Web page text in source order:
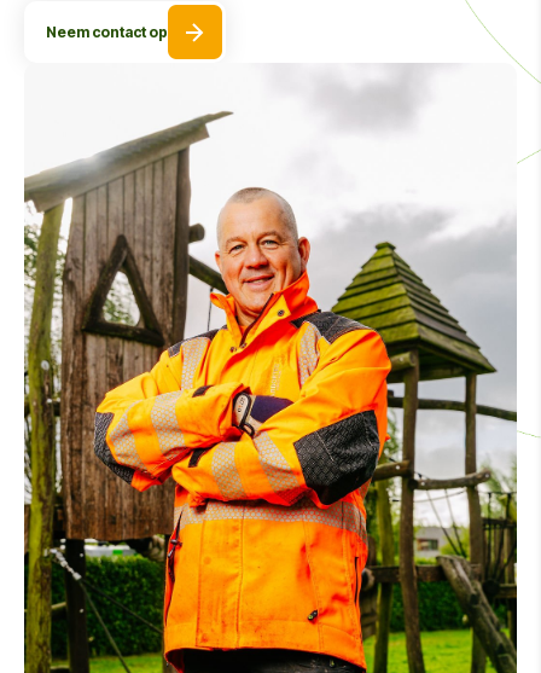
Neem contact op